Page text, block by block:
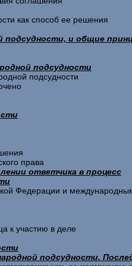
как способ ее решения
подсудности, и общие
подсудности
подсудности
права
ответчика в процесс
Федерации и
к участию в деле
подсудности.